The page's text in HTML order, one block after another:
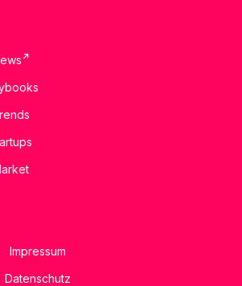
↗
Impressum
Datenschutz